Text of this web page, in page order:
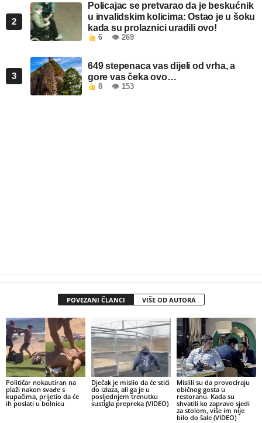
2
Policajac se pretvarao da je beskućnik
u invalidskim kolicima: Ostao je u šoku
kada su prolaznici uradili ovo!
6 👁 269
3
649 stepenaca vas dijeli od vrha, a
gore vas čeka ovo…
8 👁 153
POVEZANI ČLANCI VIŠE OD AUTORA
Političar nokautiran na
plaži nakon svađe s
kupačima, prijetio da će
ih poslati u bolnicu
Dječak je mislio da će stići
do izlaza, ali ga je u
posljednjem trenutku
sustigla prepreka (VIDEO)
Mislili su da provociraju
običnog gosta u
restoranu. Kada su
shvatili ko zapravo sjedi
za stolom, više im nije
bilo do šale (VIDEO)